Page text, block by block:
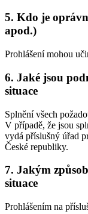
5. Kdo je
apod.)
Prohlášení mohou
6. Jaké jsou
situace
Splnění všech
V případě, že jsou
vydá příslušný úřad
České republiky.
7. Jakým
situace
Prohlášením na